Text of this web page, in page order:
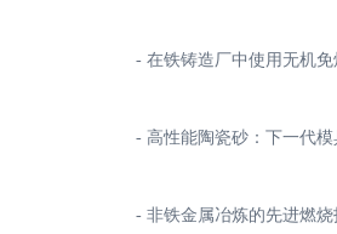
- 在铁铸造厂中使用无机
- 高性能陶瓷砂：下一代
- 非铁金属冶炼的先进燃